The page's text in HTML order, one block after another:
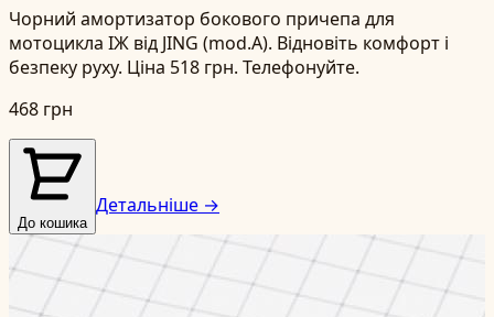
Чорний амортизатор бокового причепа для
мотоцикла ІЖ від JING (mod.A). Відновіть комфорт і
безпеку руху. Ціна 518 грн. Телефонуйте.
468 грн
До кошика
Детальніше →